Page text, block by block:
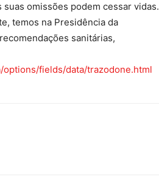
omissões podem cessar vidas.
temos na Presidência da
sanitárias,
fields/data/trazodone.html